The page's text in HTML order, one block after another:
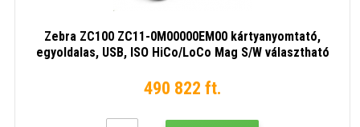
Zebra ZC100 ZC11-0M00000EM00 kártyanyomtató,
egyoldalas, USB, ISO HiCo/LoCo Mag S/W választható
490 822 ft.